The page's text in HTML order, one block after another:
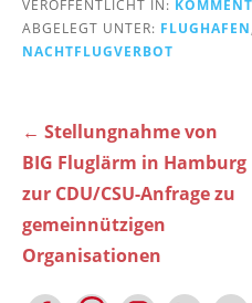
VERÖFFENTLICHT IN:
ABGELEGT UNTER: FLUGHAFEN
NACHTFLUGVERBOT
Beitragsnavigation
← Stellungnahme von
BIG Fluglärm in Hamburg
zur CDU/CSU-Anfrage zu
gemeinnützigen
Organisationen